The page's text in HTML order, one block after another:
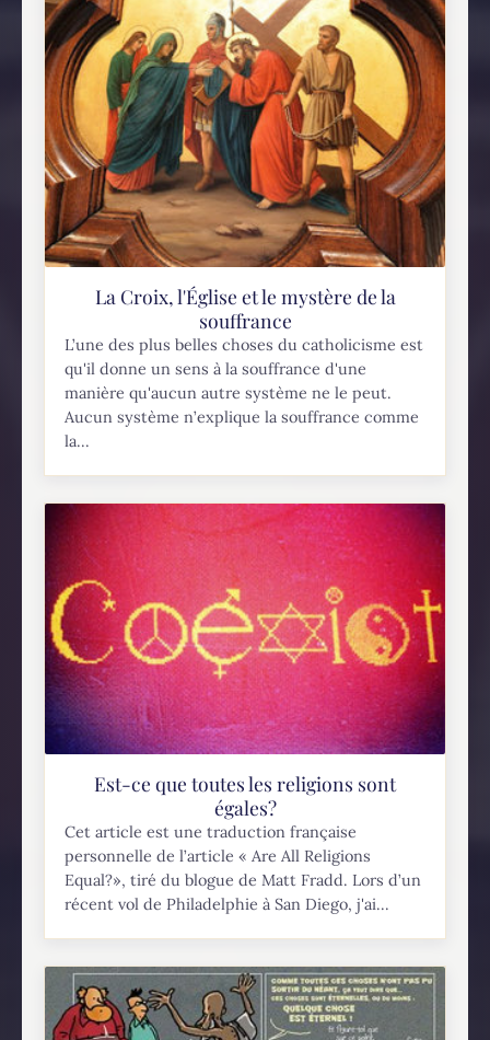
La Croix, l'Église et le mystère de la
souffrance
L’une des plus belles choses du catholicisme est
qu'il donne un sens à la souffrance d'une
manière qu'aucun autre système ne le peut.
Aucun système n’explique la souffrance comme
la...
Est-ce que toutes les religions sont
égales?
Cet article est une traduction française
personnelle de l’article « Are All Religions
Equal?», tiré du blogue de Matt Fradd. Lors d’un
récent vol de Philadelphie à San Diego, j'ai...